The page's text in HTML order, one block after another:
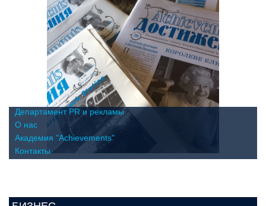
Департамент PR и рекламы
О нас
Академия "Achievements"
Контакты